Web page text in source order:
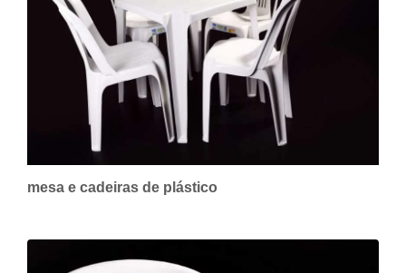
mesa e cadeiras de plástico